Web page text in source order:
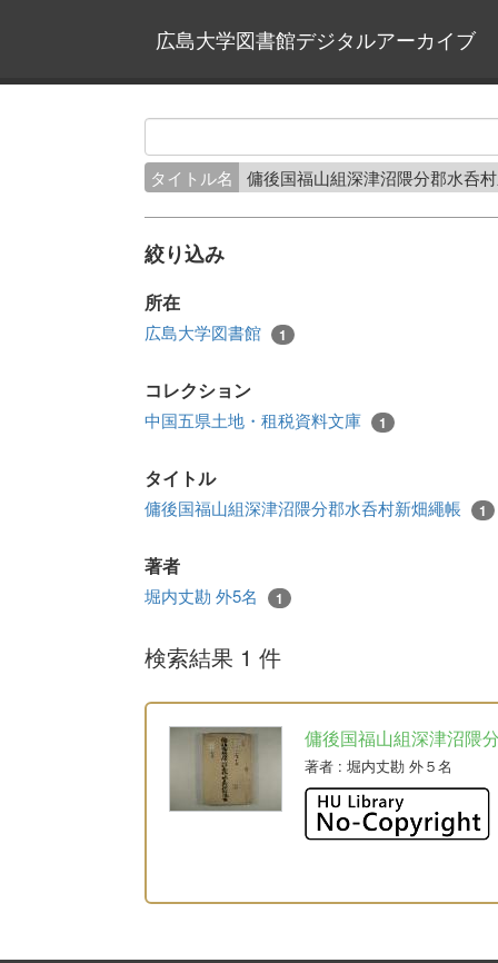
広島大学図書館デジタルアーカイブ
タイトル名 傭後国福山組深津沼隈分郡水呑
絞り込み
所在
広島大学図書館 1
コレクション
中国五県土地・租税資料文庫 1
タイトル
傭後国福山組深津沼隈分郡水呑村新畑繩帳 1
著者
堀内丈勘 外5名 1
検索結果 1 件
傭後国福山組深津沼隈
著者 : 堀内丈勘 外５名